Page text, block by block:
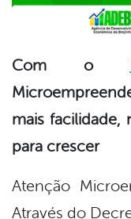
Com o
mais facilidade,
para crescer
Atenção
Através do